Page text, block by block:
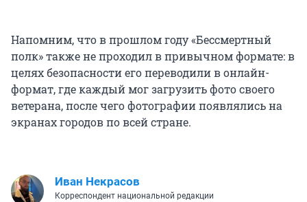
Напомним, что в прошлом году «Бессмертный
полк» также не проходил в привычном формате: в
целях безопасности его переводили в онлайн-
формат, где каждый мог загрузить фото своего
ветерана, после чего фотографии появлялись на
экранах городов по всей стране.
Иван Некрасов
Корреспондент национальной редакции